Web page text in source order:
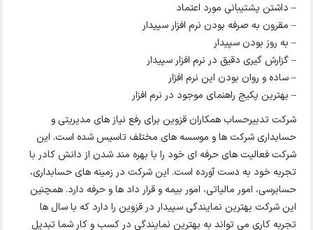
– داشتن پشتیبانی مورد اعتماد
– مقرون به صرفه بودن نرم افزار سپیدار
– به روز بودن سپیدار
– گزارش گیری دقیق در نرم افزار سپیدار
– ساده و روان بودن این نرم افزار
– بهترین پکیج راهنمای موجود در نرم افزار
شرکت تدبیرحساب همکاران قزوین برای رفع نیاز های مدیریتی و
حسابداری شرکت ها و موسسه های مختلف تاسیس شده است. این
شرکت فعالیت های حرفه ای خود را با بهره مند شدن از دانش کادر با
تجربه خود به دست آورده است. این شرکت در زمینه های حسابداری،
حسابرسی، امور مالیاتی، امور بیمه و قرار داد ها و حرفه دارد. همچنین
این شرکت بهترین نمایندگی سپیدار در قزوین را دارد که با سال ها
تجربه کاری می تواند به بهترین نمایندگی در کسب و کار شما تبدیل